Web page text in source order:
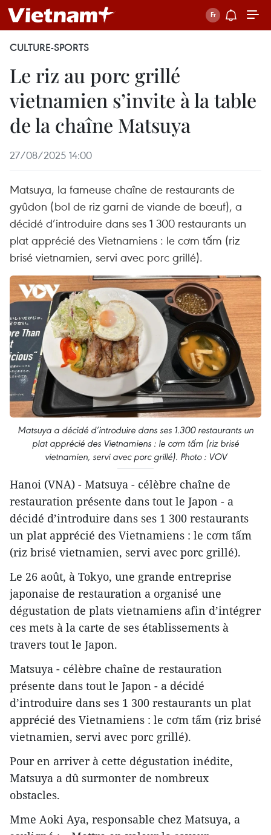
CULTURE-SPORTS
Le riz au porc grillé
vietnamien s’invite à la table
de la chaîne Matsuya
27/08/2025 14:00
Matsuya, la fameuse chaîne de restaurants de
gyûdon (bol de riz garni de viande de bœuf), a
décidé d’introduire dans ses 1 300 restaurants un
plat apprécié des Vietnamiens : le cơm tấm (riz
brisé vietnamien, servi avec porc grillé).
Matsuya a décidé d’introduire dans ses 1.300 restaurants un
plat apprécié des Vietnamiens : le cơm tấm (riz brisé
vietnamien, servi avec porc grillé). Photo : VOV
Hanoi (VNA) - Matsuya - célèbre chaîne de
restauration présente dans tout le Japon - a
décidé d’introduire dans ses 1 300 restaurants
un plat apprécié des Vietnamiens : le cơm tấm
(riz brisé vietnamien, servi avec porc grillé).
Le 26 août, à Tokyo, une grande entreprise
japonaise de restauration a organisé une
dégustation de plats vietnamiens afin d’intégrer
ces mets à la carte de ses établissements à
travers tout le Japon.
Matsuya - célèbre chaîne de restauration
présente dans tout le Japon - a décidé
d’introduire dans ses 1 300 restaurants un plat
apprécié des Vietnamiens : le cơm tấm (riz brisé
vietnamien, servi avec porc grillé).
Pour en arriver à cette dégustation inédite,
Matsuya a dû surmonter de nombreux
obstacles.
Mme Aoki Aya, responsable chez Matsuya, a